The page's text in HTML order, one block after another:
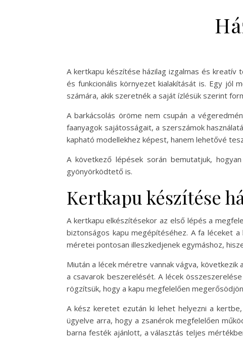
A kertkapu készítése házilag izgalmas és
és funkcionális környezet kialakítását is. Egy jól
számára, akik szeretnék a saját ízlésük szerint
A barkácsolás öröme nem csupán a
faanyagok sajátosságait, a szerszámok
kapható modellekhez képest, hanem lehetővé
A következő lépések során bemutatjuk,
gyönyörködtető is.
Kertkapu készítése
A kertkapu elkészítésekor az első lépés a
biztonságos kapu megépítéséhez. A fa léceket
méretei pontosan illeszkedjenek egymáshoz,
Miután a lécek méretre vannak vágva,
a csavarok beszerelését. A lécek
rögzítsük, hogy a kapu megfelelően
A kész keretet ezután ki lehet helyezni a
ügyelve arra, hogy a zsanérok megfelelően
barna festék ajánlott, a választás teljes